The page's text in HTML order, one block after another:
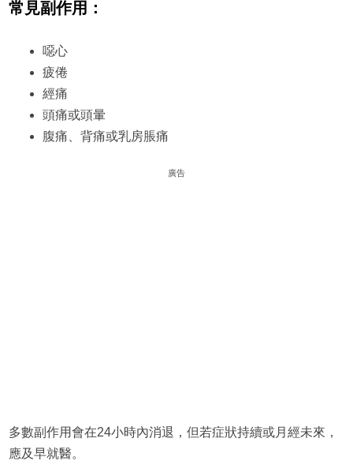
常見副作用：
噁心
疲倦
經痛
頭痛或頭暈
腹痛、背痛或乳房脹痛
廣告
多數副作用會在24小時內消退，但若症狀持續或月經未來，
應及早就醫。